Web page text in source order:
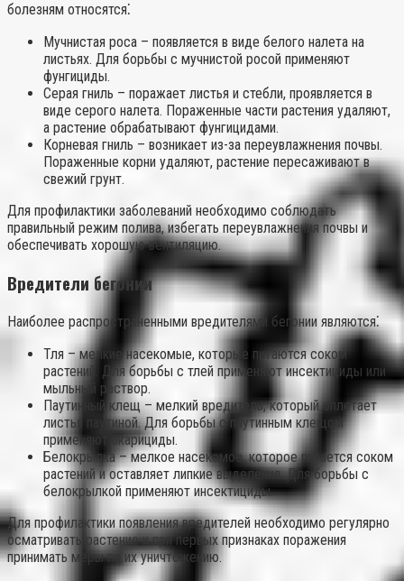
болезням относятся⁚
Мучнистая роса – появляется в виде белого налета на
листьях. Для борьбы с мучнистой росой применяют
фунгициды.
Серая гниль – поражает листья и стебли, проявляется в
виде серого налета. Пораженные части растения удаляют,
а растение обрабатывают фунгицидами.
Корневая гниль – возникает из-за переувлажнения почвы.
Пораженные корни удаляют, растение пересаживают в
свежий грунт.
Для профилактики заболеваний необходимо соблюдать
правильный режим полива, избегать переувлажнения почвы и
обеспечивать хорошую вентиляцию.
Вредители бегонии
Наиболее распространенными вредителями бегонии являются⁚
Тля – мелкие насекомые, которые питаются соком
растений. Для борьбы с тлей применяют инсектициды или
мыльный раствор.
Паутинный клещ – мелкий вредитель, который оплетает
листья паутиной. Для борьбы с паутинным клещом
применяют акарициды.
Белокрылка – мелкое насекомое, которое питается соком
растений и оставляет липкие выделения. Для борьбы с
белокрылкой применяют инсектициды.
Для профилактики появления вредителей необходимо регулярно
осматривать растение и при первых признаках поражения
принимать меры по их уничтожению.